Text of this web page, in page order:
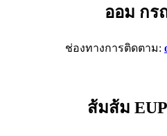
ออม ก
ช่องทางการติดตาม:
ส้มส้ม